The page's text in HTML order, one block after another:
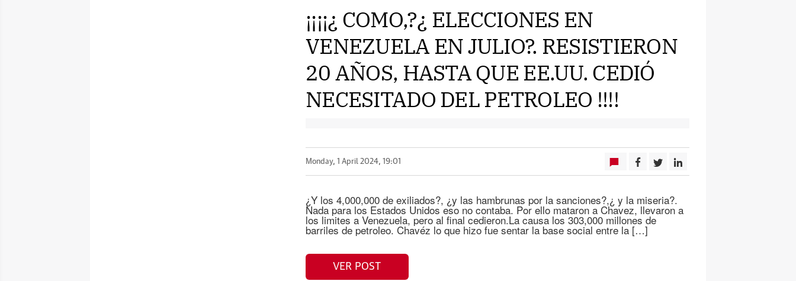
¡¡¡¡¿ COMO,?¿ ELECCIONES EN
VENEZUELA EN JULIO?. RESISTIERON
20 AÑOS, HASTA QUE EE.UU. CEDIÓ
NECESITADO DEL PETROLEO !!!!
Monday, 1 April 2024, 19:01
¿Y los 4,000,000 de exiliados?, ¿y las hambrunas por la sanciones?,¿ y la miseria?.
Nada para los Estados Unidos eso no contaba. Por ello mataron a Chavez, llevaron a
los limites a Venezuela, pero al final cedieron.La causa los 303,000 millones de
barriles de petroleo. Chavéz lo que hizo fue sentar la base social entre la […]
VER POST